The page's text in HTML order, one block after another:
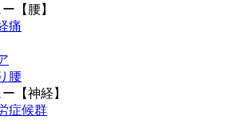
【腰】
痛
腰
【神経】
症候群